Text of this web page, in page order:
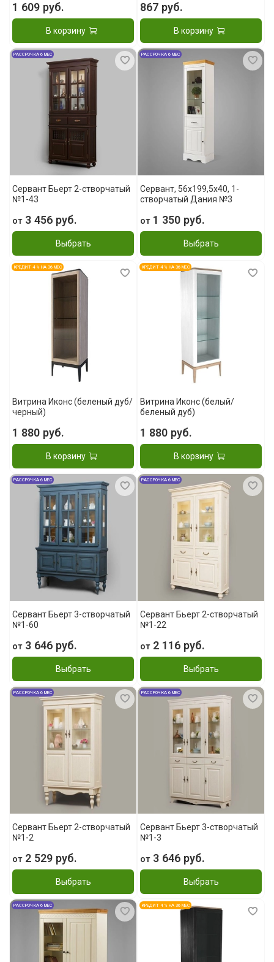
1 609 руб.
В корзину
867 руб.
В корзину
РАССРОЧКА 6 МЕС
Сервант Бьерт 2-створчатый
№1-43
от3 456 руб.
Выбрать
РАССРОЧКА 6 МЕС
Сервант, 56x199,5x40, 1-
створчатый Дания №3
от1 350 руб.
Выбрать
КРЕДИТ 4 % НА 36 МЕС
Витрина Иконс (беленый дуб/
черный)
1 880 руб.
В корзину
КРЕДИТ 4 % НА 36 МЕС
Витрина Иконс (белый/
беленый дуб)
1 880 руб.
В корзину
РАССРОЧКА 6 МЕС
Сервант Бьерт 3-створчатый
№1-60
от3 646 руб.
Выбрать
РАССРОЧКА 6 МЕС
Сервант Бьерт 2-створчатый
№1-22
от2 116 руб.
Выбрать
РАССРОЧКА 6 МЕС
Сервант Бьерт 2-створчатый
№1-2
от2 529 руб.
Выбрать
РАССРОЧКА 6 МЕС
Сервант Бьерт 3-створчатый
№1-3
от3 646 руб.
Выбрать
РАССРОЧКА 6 МЕС КРЕДИТ 4 % НА 36 МЕС